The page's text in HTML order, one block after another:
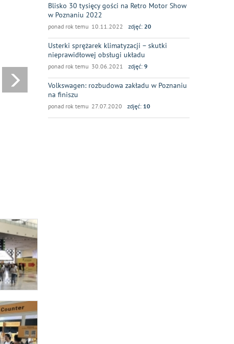
Blisko 30 tysięcy gości na Retro Motor Show
w Poznaniu 2022
ponad rok temu 10.11.2022 zdjęć: 20
Usterki sprężarek klimatyzacji – skutki
nieprawidłowej obsługi układu
ponad rok temu 30.06.2021 zdjęć: 9
Volkswagen: rozbudowa zakładu w Poznaniu
na finiszu
ponad rok temu 27.07.2020 zdjęć: 10